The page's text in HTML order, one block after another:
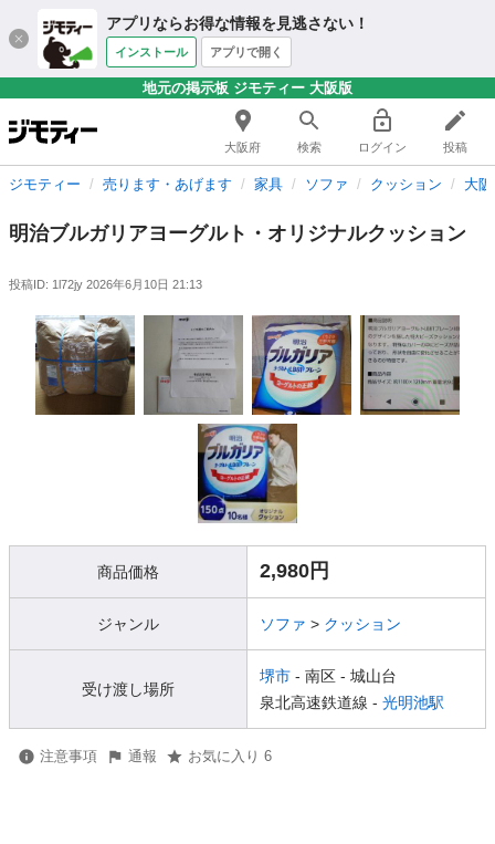
アプリならお得な情報を見逃さない！
インストール アプリで開く
地元の掲示板 ジモティー 大阪版
大阪府 検索 ログイン 投稿
ジモティー 売ります・あげます 家具 ソファ クッション 大
明治ブルガリアヨーグルト・オリジナルクッション
投稿ID: 1l72jy 2026年6月10日 21:13
商品価格 2,980円
ジャンル ソファ > クッション
受け渡し場所
堺市 - 南区 - 城山台
泉北高速鉄道線 - 光明池駅
注意事項 通報 お気に入り 6